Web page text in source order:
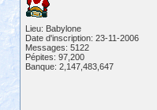
Lieu: Babylone
Date d'inscription: 23-11-2006
Messages: 5122
Pépites: 97,200
Banque: 2,147,483,647